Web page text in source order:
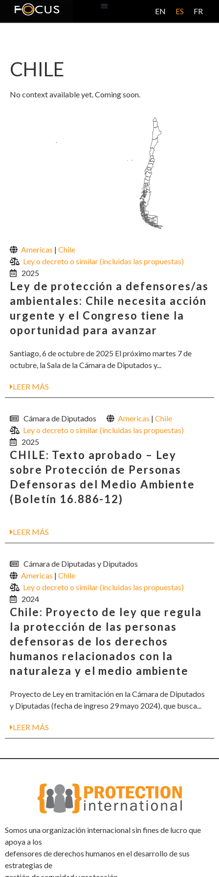
EN ES FR
CHILE
No context available yet. Coming soon.
Americas | Chile
Ley o decreto o similar (incluidas las propuestas)
2025
Ley de protección a defensores/as
ambientales: Chile necesita acción
urgente y el Congreso tiene la
oportunidad para avanzar
Santiago, 6 de octubre de 2025 El próximo martes 7 de
octubre, la Sala de la Cámara de Diputados y...
LEER MÁS
Cámara de Diputados Americas | Chile
Ley o decreto o similar (incluidas las propuestas)
2025
CHILE: Texto aprobado – Ley
sobre Protección de Personas
Defensoras del Medio Ambiente
(Boletín 16.886-12)
LEER MÁS
Cámara de Diputadas y Diputados
Americas | Chile
Ley o decreto o similar (incluidas las propuestas)
2024
Chile: Proyecto de ley que regula
la protección de las personas
defensoras de los derechos
humanos relacionados con la
naturaleza y el medio ambiente
Proyecto de Ley en tramitación en la Cámara de Diputados
y Diputadas (fecha de ingreso 29 mayo 2024), que busca...
LEER MÁS
Somos una organización internacional sin fines de lucro que
apoya a los
defensores de derechos humanos en el desarrollo de sus
estrategias de